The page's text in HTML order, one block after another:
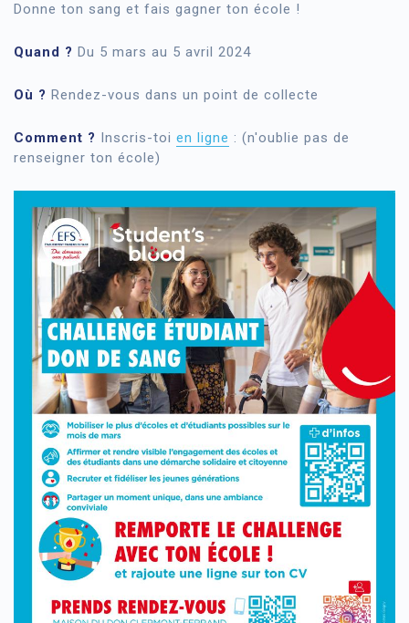
Donne ton sang et fais gagner ton école !
Quand ? Du 5 mars au 5 avril 2024
Où ? Rendez-vous dans un point de collecte
Comment ? Inscris-toi en ligne : (n'oublie pas de
renseigner ton école)